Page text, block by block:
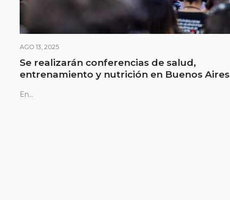
AGO 13, 2025
Se realizarán conferencias de salud,
entrenamiento y nutrición en Buenos Aires
En...